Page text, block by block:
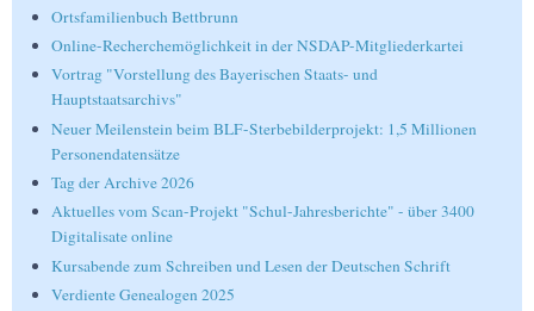
Ortsfamilienbuch Bettbrunn
Online-Recherchemöglichkeit in der NSDAP-Mitgliederkartei
Vortrag "Vorstellung des Bayerischen Staats- und
Hauptstaatsarchivs"
Neuer Meilenstein beim BLF-Sterbebilderprojekt: 1,5 Millionen
Personendatensätze
Tag der Archive 2026
Aktuelles vom Scan-Projekt "Schul-Jahresberichte" - über 3400
Digitalisate online
Kursabende zum Schreiben und Lesen der Deutschen Schrift
Verdiente Genealogen 2025